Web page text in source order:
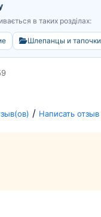
в таких розділах:
Шлепанцы и тапочки
/ Написать отзыв